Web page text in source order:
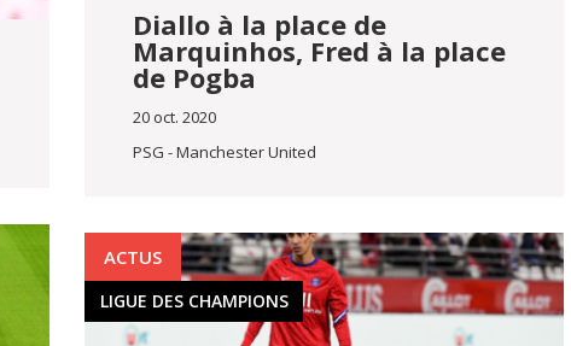
Diallo à la place de
Marquinhos, Fred à la place
de Pogba
20 oct. 2020
PSG - Manchester United
ACTUS
LIGUE DES CHAMPIONS